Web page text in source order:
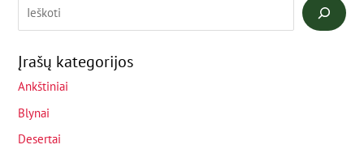
Įrašų kategorijos
Ankštiniai
Blynai
Desertai